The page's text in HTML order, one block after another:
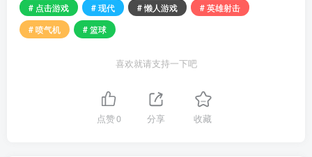
# 点击游戏
# 现代 # 懒人游戏
# 英雄射击
# 喷气机
# 篮球
喜欢就请支持一下吧
点赞0 分享 收藏